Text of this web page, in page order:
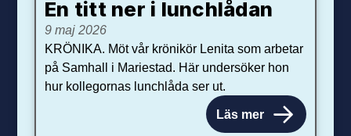
En titt ner i lunchlådan
9 maj 2026
KRÖNIKA. Möt vår krönikör Lenita som arbetar
på Samhall i Mariestad. Här undersöker hon
hur kollegornas lunchlåda ser ut.
Läs mer